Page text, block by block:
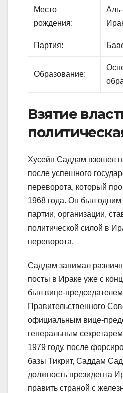
Место
рождения:
Партия:
Образование:
Взятие
Хусейн Саддам взошел
после успешного
переворота, который
1968 года. Он был
партии, организации,
политической силой в
переворота.
Саддам занимал
посты в Ираке уже с
был вице-председателем
Правительственного
официальным вице-
генеральным
1979 году, после
базы Тикрит, Саддам
должность президента
править страной с